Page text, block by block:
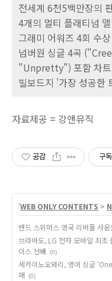
전세계 6천5백만장의
4개의 멀티 플래티넘
그래미 어워즈 4회 수상
넘버원 싱글 4곡
"Unpretty") 포함 차트
빌보드지 '가장 성공한
자료제공 = 강앤뮤직
공감 구
'WEB ONLY CONTENTS >
밴드 스위머스 영국 리버풀 사
브라바도, LG 전자 모바일 최초
이스 선봬
(0)
세카이노오와리, 영어 싱글
매
(0)